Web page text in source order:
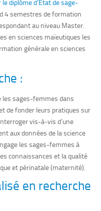
diplôme d’État de sage-
4 semestres de formation
au niveau Master.
en sciences maïeutiques les
générale en sciences
:
les sages-femmes dans
de fonder leurs pratiques sur
vis-à-vis d’une
aux données de la science
les sages-femmes à
connaissances et la qualité
et périnatale (maternité).
en recherche